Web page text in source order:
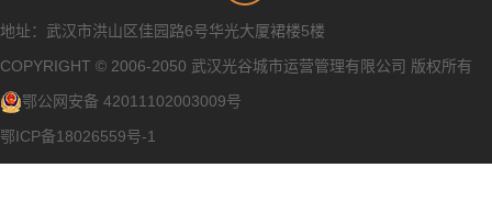
地址：武汉市洪山区佳园路6号华光大厦裙楼5楼
COPYRIGHT © 2006-2050 武汉光谷城市运营管理有限公司 版权所有
鄂公网安备 42011102003009号
鄂ICP备18026559号-1